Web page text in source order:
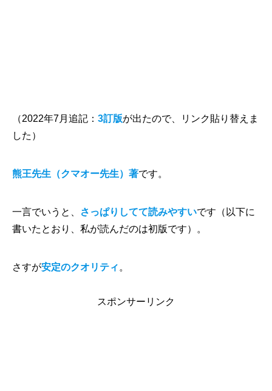
（2022年7月追記： 3訂版が出たので、リンク貼り替えま
した）
熊王先生 （クマオー先生） 著です。
一言でいうと、 さっぱりしてて読みやすいです（以下に
書いたとおり、私が読んだのは初版です）。
さすが安定のクオリティ 。
スポンサーリンク